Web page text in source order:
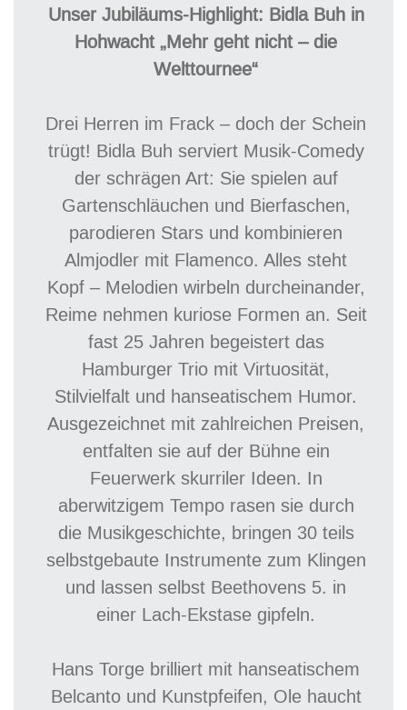
Unser Jubiläums-Highlight: Bidla Buh in
Hohwacht„Mehr geht nicht – die
Welttournee“
Drei Herren im Frack – doch der Schein
trügt! Bidla Buh serviert Musik-Comedy
der schrägen Art: Sie spielen auf
Gartenschläuchen und Bierfaschen,
parodieren Stars und kombinieren
Almjodler mit Flamenco. Alles steht
Kopf – Melodien wirbeln durcheinander,
Reime nehmen kuriose Formen an. Seit
fast 25 Jahren begeistert das
Hamburger Trio mit Virtuosität,
Stilvielfalt und hanseatischem Humor.
Ausgezeichnet mit zahlreichen Preisen,
entfalten sie auf der Bühne ein
Feuerwerk skurriler Ideen. In
aberwitzigem Tempo rasen sie durch
die Musikgeschichte, bringen 30 teils
selbstgebaute Instrumente zum Klingen
und lassen selbst Beethovens 5. in
einer Lach-Ekstase gipfeln.
Hans Torge brilliert mit hanseatischem
Belcanto und Kunstpfeifen, Ole haucht